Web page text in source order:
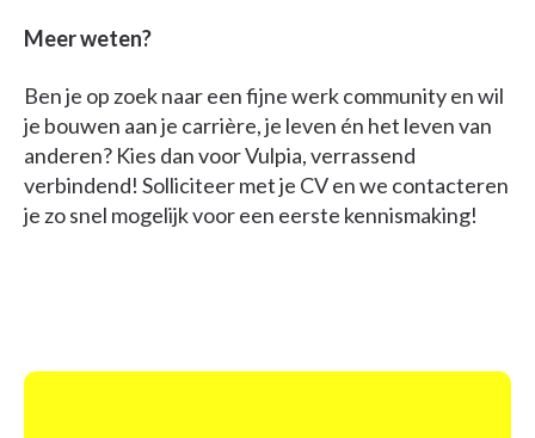
Meer weten?
Ben je op zoek naar een fijne werk community en wil
je bouwen aan je carrière, je leven én het leven van
anderen? Kies dan voor Vulpia, verrassend
verbindend! Solliciteer met je CV en we contacteren
je zo snel mogelijk voor een eerste kennismaking!